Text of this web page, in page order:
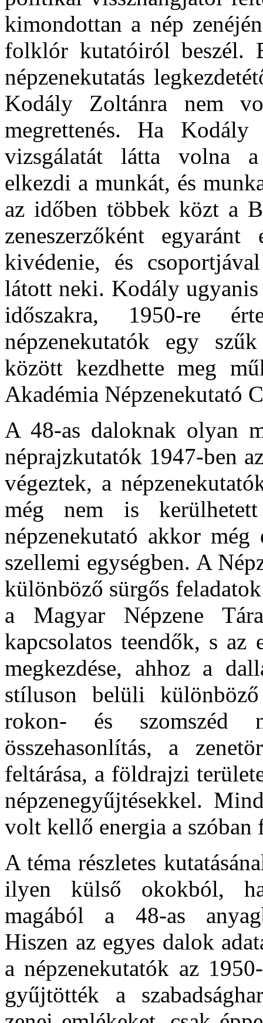
kimondottan a nép
folklór kutatóiról beszél.
népzenekutatás
Kodály Zoltánra nem
megrettenés. Ha
vizsgálatát látta volna a
elkezdi a munkát, és
az időben többek közt a
zeneszerzőként
kivédenie, és
látott neki. Kodály
időszakra, 1950-re
népzenekutatók egy
között kezdhette meg
Akadémia Népzenekutató
A 48-as daloknak olyan
néprajzkutatók 1947-ben
végeztek, a
még nem is
népzenekutató akkor
szellemi egységben. A
különböző sürgős
a Magyar Népzene
kapcsolatos teendők, s az
megkezdése, ahhoz a
stíluson belüli
rokon- és szomszéd
összehasonlítás, a
feltárása, a földrajzi
népzenegyűjtésekkel.
volt kellő energia a szóban
A téma részletes
ilyen külső okokból,
magából a 48-as
Hiszen az egyes dalok
a népzenekutatók az
gyűjtötték a